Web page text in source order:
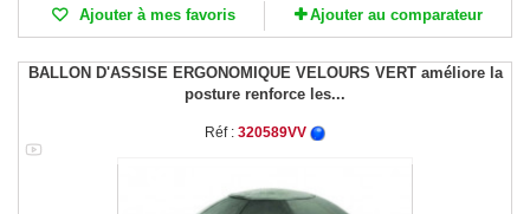
Ajouter à mes favoris Ajouter au comparateur
BALLON D'ASSISE ERGONOMIQUE VELOURS VERT améliore la
posture renforce les...
Réf : 320589VV